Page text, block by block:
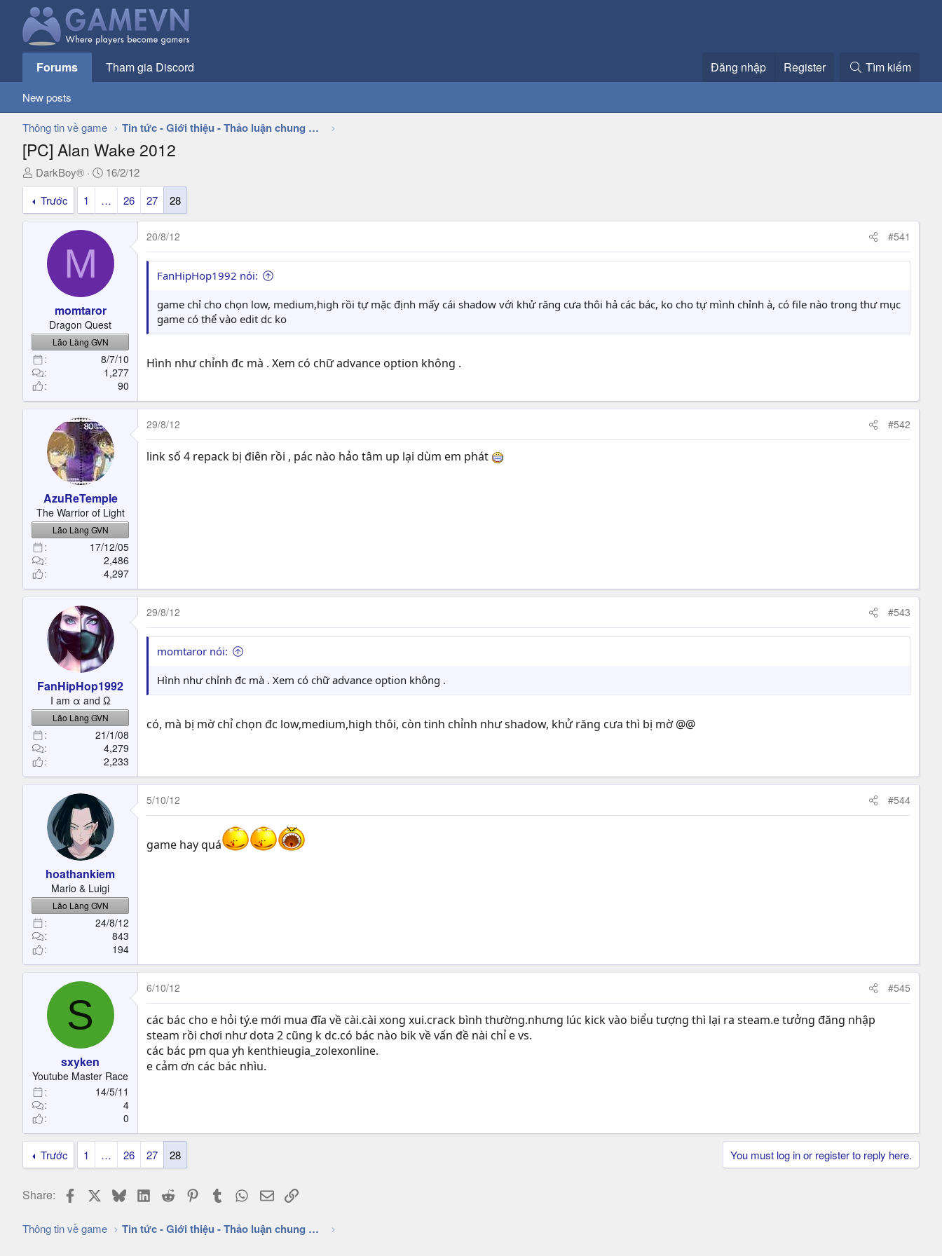
Forums Tham gia Discord Đăng nhập Register Tìm kiếm
New posts
Thông tin về game Tin tức - Giới thiệu - Thảo luận chung về game
[PC] Alan Wake 2012
T
h
e
e
r
DarkBoy®
N
g
à
y
ử
16/2/12
Trước
1 … 26 27 28
M
momtaror
Dragon Quest
Lão Làng GVN
8/7/10
1,277
90
20/8/12 #541
FanHipHop1992 nói:
game chỉ cho chọn low, medium,high rồi tự mặc định mấy cái shadow với khử răng cưa thôi hả các bác, ko cho tự mình chỉnh à, có file nào trong thư mục
game có thể vào edit dc ko
Hình như chỉnh đc mà . Xem có chữ advance option không .
AzuReTemple
The Warrior of Light
Lão Làng GVN
17/12/05
2,486
4,297
29/8/12 #542
link số 4 repack bị điên rồi , pác nào hảo tâm up lại dùm em phát
FanHipHop1992
I am α and Ω
Lão Làng GVN
21/1/08
4,279
2,233
29/8/12 #543
momtaror nói:
Hình như chỉnh đc mà . Xem có chữ advance option không .
có, mà bị mờ chỉ chọn đc low,medium,high thôi, còn tinh chỉnh như shadow, khử răng cưa thì bị mờ @@
hoathankiem
Mario & Luigi
Lão Làng GVN
24/8/12
843
194
5/10/12 #544
game hay quá
S
sxyken
Youtube Master Race
14/5/11
4
0
6/10/12 #545
các bác cho e hỏi tý.e mới mua đĩa về cài.cài xong xui.crack bình thường.nhưng lúc kick vào biểu tượng thì lại ra steam.e tưởng đăng nhập
steam rồi chơi như dota 2 cũng k dc.có bác nào bik về vấn đề nài chỉ e vs.
các bác pm qua yh kenthieugia_zolexonline.
e cảm ơn các bác nhìu.
Trước 1 … 26 27 28 You must log in or register to reply here.
Share: FacebookBlueskyLinkedIn
Reddit Pinterest
Tumblr WhatsApp
EmailLink
Thông tin về game Tin tức - Giới thiệu - Thảo luận chung về game